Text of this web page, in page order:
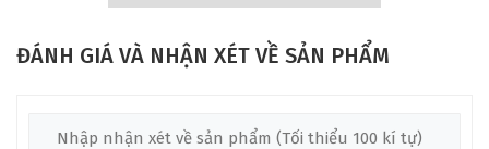
ĐÁNH GIÁ VÀ NHẬN XÉT VỀ SẢN PHẨM